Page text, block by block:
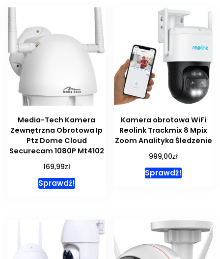
Media-Tech Kamera
Zewnętrzna Obrotowa Ip
Ptz Dome Cloud
Securecam 1080P Mt4102
169,99zł
Sprawdź!
Kamera obrotowa WiFi
Reolink Trackmix 8 Mpix
Zoom Analityka Śledzenie
999,00zł
Sprawdź!